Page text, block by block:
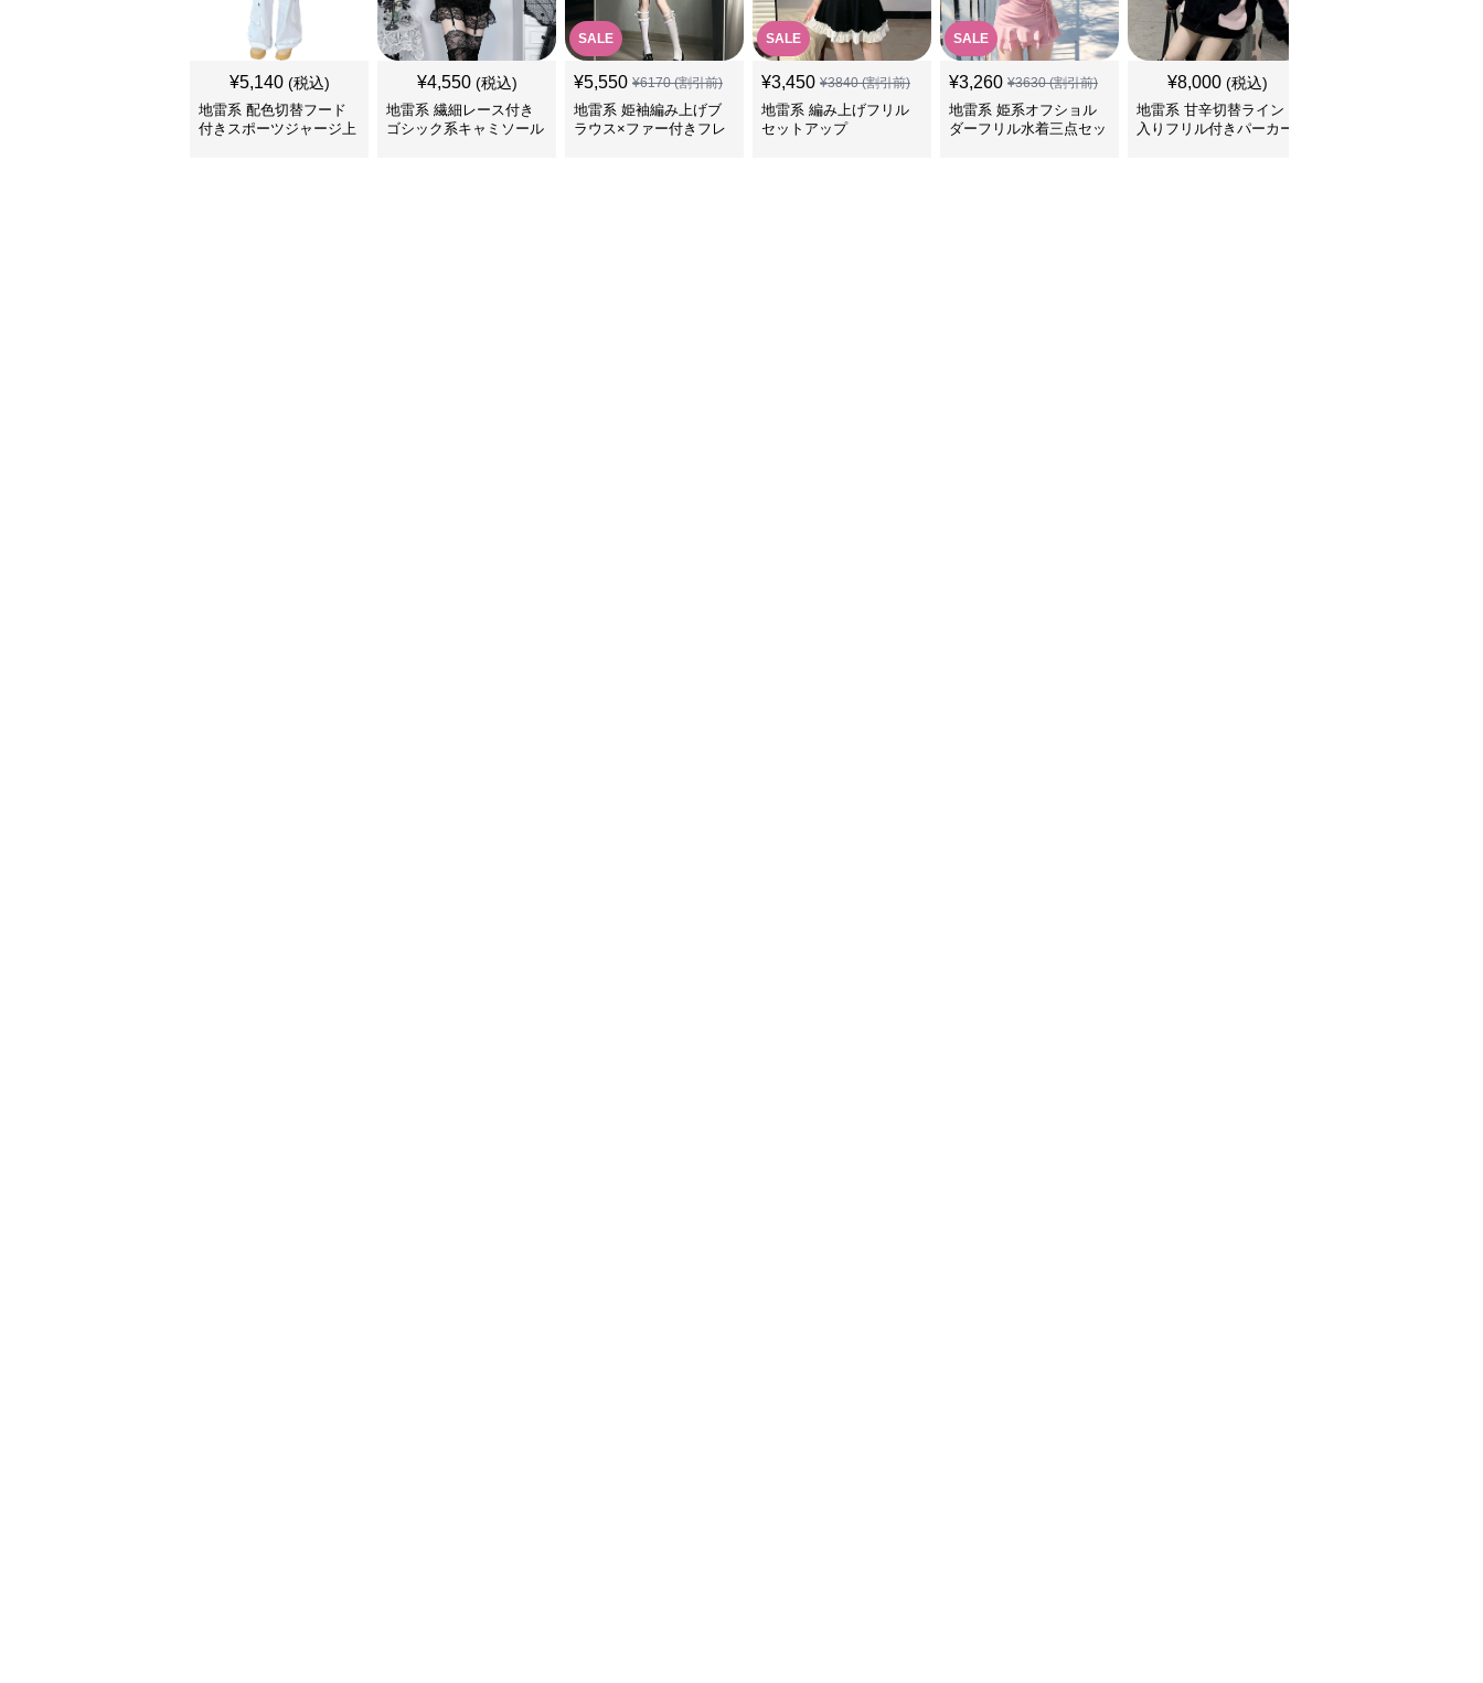
¥5,140 (税込)
地雷系 配色切替フード
付きスポーツジャージ上
¥4,550 (税込)
地雷系 繊細レース付き
ゴシック系キャミソール
SALE
¥5,550 ¥6170(割引前)
地雷系 姫袖編み上げブ
ラウス×ファー付きフレ
SALE
¥3,450 ¥3840(割引前)
地雷系 編み上げフリル
セットアップ
SALE
¥3,260 ¥3630(割引前)
地雷系 姫系オフショル
ダーフリル水着三点セッ
¥8,000 (税込)
地雷系 甘辛切替ライン
入りフリル付きパーカー